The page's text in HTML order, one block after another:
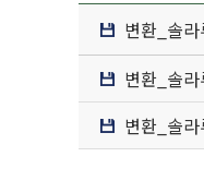
변환_솔
변환_솔
변환_솔